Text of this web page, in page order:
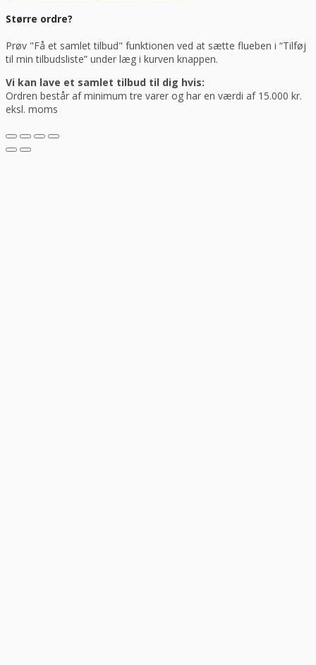
Større ordre?
Prøv "Få et samlet tilbud" funktionen ved at sætte flueben i “Tilføj
til min tilbudsliste” under læg i kurven knappen.
Vi kan lave et samlet tilbud til dig hvis:
Ordren består af minimum tre varer og har en værdi af 15.000 kr.
eksl. moms